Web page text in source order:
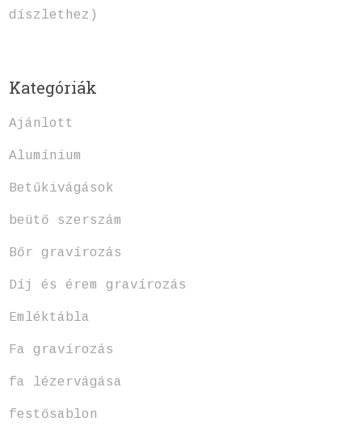
díszlethez)
Kategóriák
Ajánlott
Alumínium
Betűkivágások
beütő szerszám
Bőr gravírozás
Díj és érem gravírozás
Emléktábla
Fa gravírozás
fa lézervágása
festősablon